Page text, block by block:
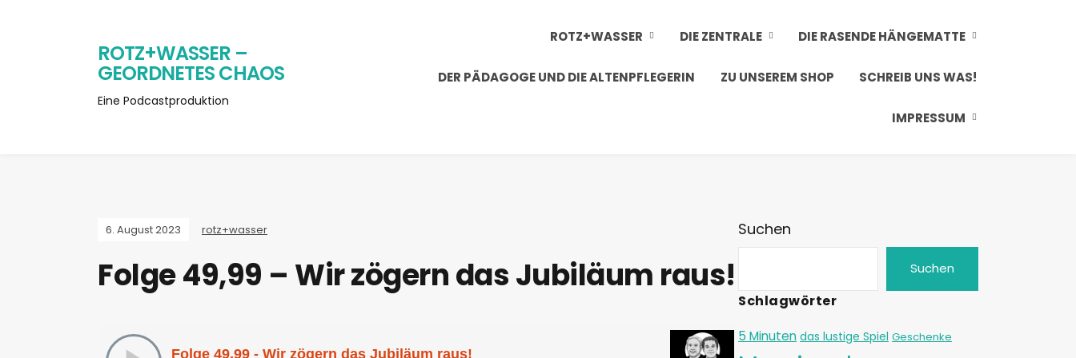
ROTZ+WASSER –
GEORDNETES CHAOS
Eine Podcastproduktion
ROTZ+WASSER DIE ZENTRALE DIE RASENDE HÄNGEMATTE
DER PÄDAGOGE UND DIE ALTENPFLEGERIN ZU UNSEREM SHOP SCHREIB UNS WAS!
IMPRESSUM
6. August 2023 rotz+wasser
Folge 49,99 – Wir zögern das Jubiläum raus!
Suchen
Suchen
Schlagwörter
5 Minuten das lustige Spiel Geschenke